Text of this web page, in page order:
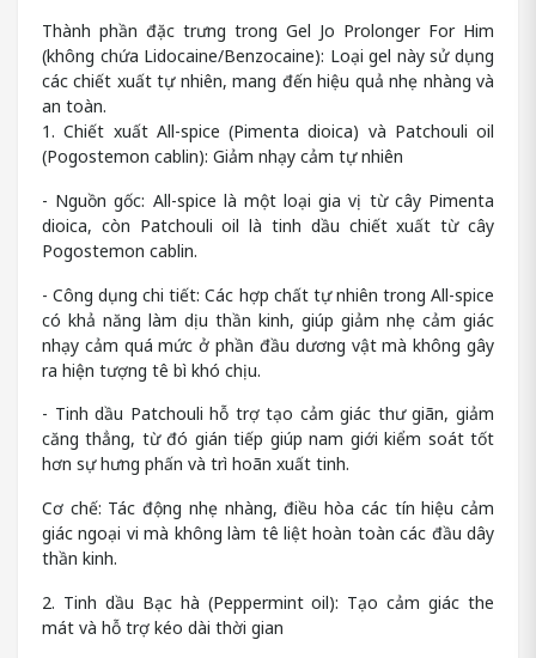
Thành phần đặc trưng trong Gel Jo Prolonger For Him
(không chứa Lidocaine/Benzocaine): Loại gel này sử dụng
các chiết xuất tự nhiên, mang đến hiệu quả nhẹ nhàng và
an toàn.
1. Chiết xuất All-spice (Pimenta dioica) và Patchouli oil
(Pogostemon cablin): Giảm nhạy cảm tự nhiên
- Nguồn gốc: All-spice là một loại gia vị từ cây Pimenta
dioica, còn Patchouli oil là tinh dầu chiết xuất từ cây
Pogostemon cablin.
- Công dụng chi tiết: Các hợp chất tự nhiên trong All-spice
có khả năng làm dịu thần kinh, giúp giảm nhẹ cảm giác
nhạy cảm quá mức ở phần đầu dương vật mà không gây
ra hiện tượng tê bì khó chịu.
- Tinh dầu Patchouli hỗ trợ tạo cảm giác thư giãn, giảm
căng thẳng, từ đó gián tiếp giúp nam giới kiểm soát tốt
hơn sự hưng phấn và trì hoãn xuất tinh.
Cơ chế: Tác động nhẹ nhàng, điều hòa các tín hiệu cảm
giác ngoại vi mà không làm tê liệt hoàn toàn các đầu dây
thần kinh.
2. Tinh dầu Bạc hà (Peppermint oil): Tạo cảm giác the
mát và hỗ trợ kéo dài thời gian